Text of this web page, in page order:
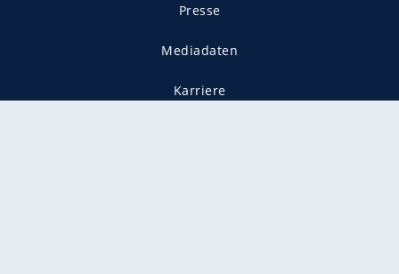
Presse
Mediadaten
Karriere